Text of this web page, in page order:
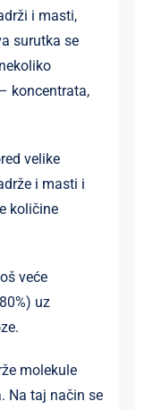
i masti,
surutka se
koncentrata,
velike
i masti i
količine
veće
uz
molekule
Na taj način se